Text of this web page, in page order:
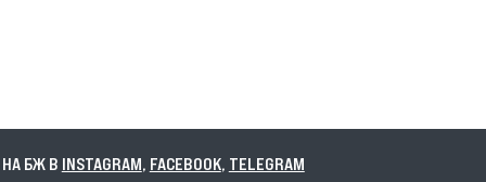
БЖ ВINSTAGRAM,FACEBOOK,TELEGRAM